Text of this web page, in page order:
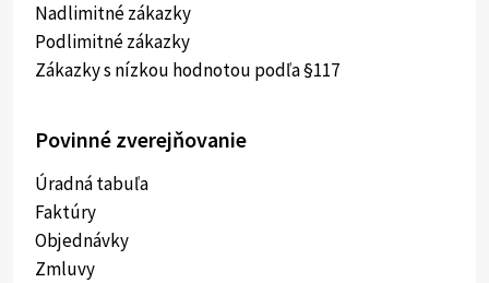
Nadlimitné zákazky
Podlimitné zákazky
Zákazky s nízkou hodnotou podľa §117
Povinné zverejňovanie
Úradná tabuľa
Faktúry
Objednávky
Zmluvy